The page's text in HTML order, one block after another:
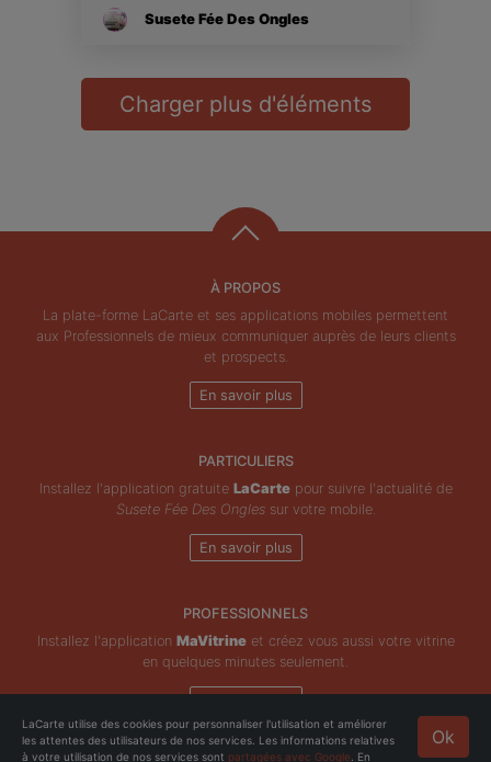
Susete Fée Des Ongles
Charger plus d'éléments
À PROPOS
La plate-forme LaCarte et ses applications mobiles permettent
aux Professionnels de mieux communiquer auprès de leurs clients
et prospects.
En savoir plus
PARTICULIERS
Installez l'application gratuite LaCartepour suivre l'actualité de
Susete Fée Des Onglessur votre mobile.
En savoir plus
PROFESSIONNELS
Installez l'application MaVitrineet créez vous aussi votre vitrine
en quelques minutes seulement.
En savoir plus
Copyright © ZeMAP 2026 - Tous droits réservés. Ok
LaCarte utilise des cookies pour personnaliser l'utilisation et améliorer
les attentes des utilisateurs de nos services. Les informations relatives
à votre utilisation de nos services sont partagées avec Google . En